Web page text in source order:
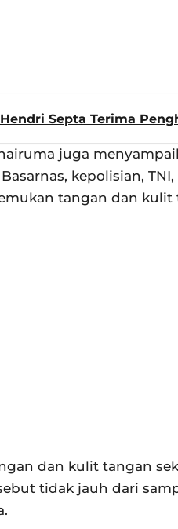
Hendri Septa Terima
juga
kepolisian,
tangan dan kulit
dan kulit tangan
tidak jauh dari